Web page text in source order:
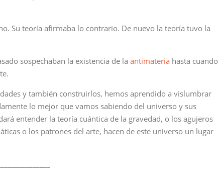
Su teoría afirmaba lo contrario. De nuevo la teoría tuvo la
sospechaban la existencia de la antimateria hasta cuando
y también construirlos, hemos aprendido a vislumbrar
lo mejor que vamos sabiendo del universo y sus
entender la teoría cuántica de la gravedad, o los agujeros
o los patrones del arte, hacen de este universo un lugar